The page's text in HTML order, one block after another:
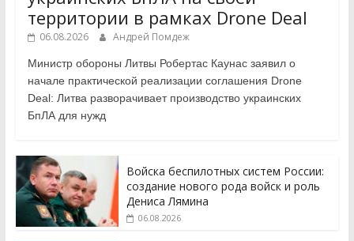
территории в рамках Drone Deal
06.08.2026 Андрей Помдеж
Министр обороны Литвы Робертас Каунас заявил о
начале практической реализации соглашения Drone
Deal: Литва разворачивает производство украинских
БпЛА для нужд
Войска беспилотных систем России:
создание нового рода войск и роль
Дениса Лямина
06.08.2026